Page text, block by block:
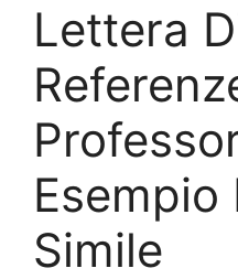
Lettera
Esempio
Simile